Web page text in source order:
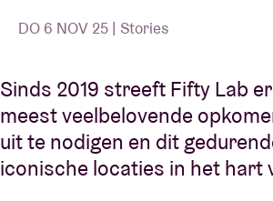
Over AB
Contact
DO 6 NOV 25 | Stories
Sinds 2019 streeft Fifty Lab
meest veelbelovende
uit te nodigen en dit
iconische locaties in het hart